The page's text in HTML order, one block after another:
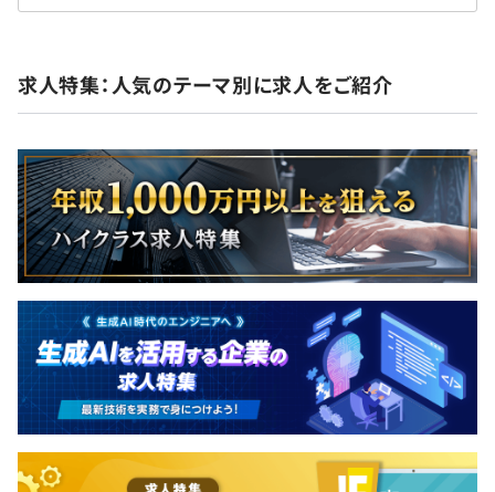
求人特集：人気のテーマ別に求人をご紹介